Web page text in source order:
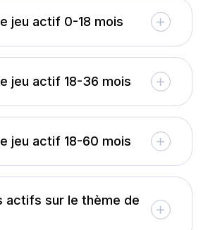
jeu actif 0-18 mois
jeu actif 18-36 mois
jeu actif 18-60 mois
actifs sur le thème de